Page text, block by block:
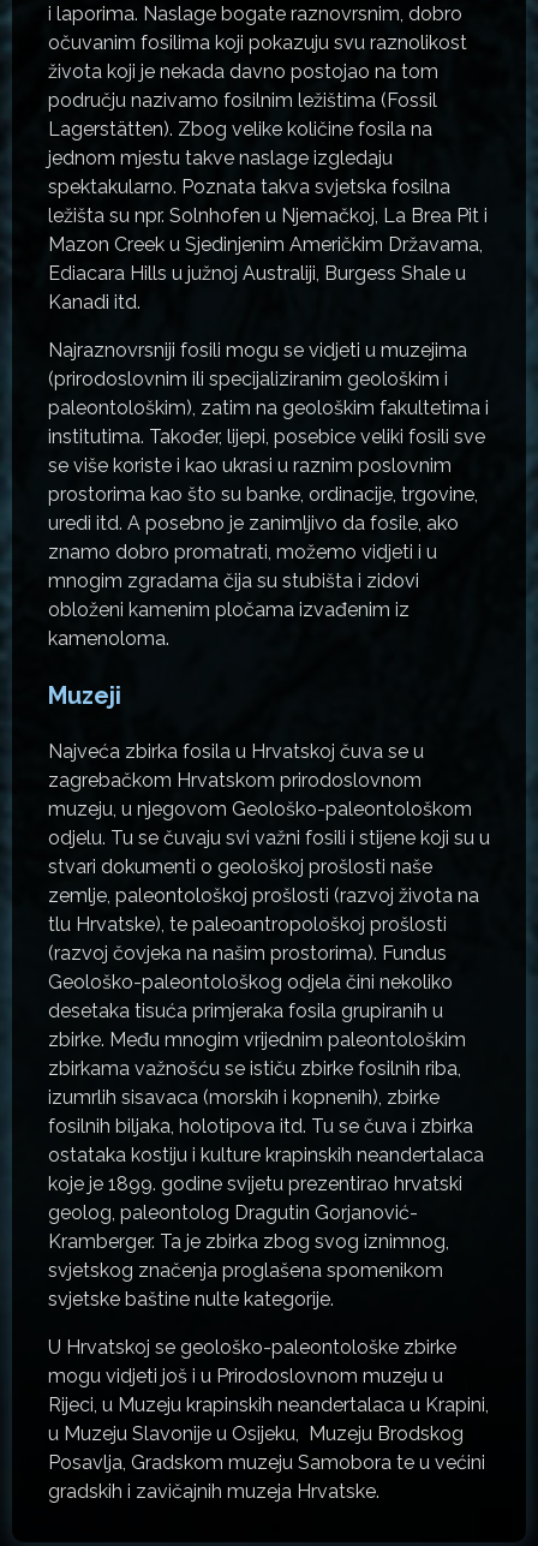
i laporima. Naslage bogate raznovrsnim, dobro
očuvanim fosilima koji pokazuju svu raznolikost
života koji je nekada davno postojao na tom
području nazivamo fosilnim ležištima (Fossil
Lagerstätten). Zbog velike količine fosila na
jednom mjestu takve naslage izgledaju
spektakularno. Poznata takva svjetska fosilna
ležišta su npr. Solnhofen u Njemačkoj, La Brea Pit i
Mazon Creek u Sjedinjenim Američkim Državama,
Ediacara Hills u južnoj Australiji, Burgess Shale u
Kanadi itd.
Najraznovrsniji fosili mogu se vidjeti u muzejima
(prirodoslovnim ili specijaliziranim geološkim i
paleontološkim), zatim na geološkim fakultetima i
institutima. Također, lijepi, posebice veliki fosili sve
se više koriste i kao ukrasi u raznim poslovnim
prostorima kao što su banke, ordinacije, trgovine,
uredi itd. A posebno je zanimljivo da fosile, ako
znamo dobro promatrati, možemo vidjeti i u
mnogim zgradama čija su stubišta i zidovi
obloženi kamenim pločama izvađenim iz
kamenoloma.
Muzeji
Najveća zbirka fosila u Hrvatskoj čuva se u
zagrebačkom Hrvatskom prirodoslovnom
muzeju, u njegovom Geološko-paleontološkom
odjelu. Tu se čuvaju svi važni fosili i stijene koji su u
stvari dokumenti o geološkoj prošlosti naše
zemlje, paleontološkoj prošlosti (razvoj života na
tlu Hrvatske), te paleoantropološkoj prošlosti
(razvoj čovjeka na našim prostorima). Fundus
Geološko-paleontološkog odjela čini nekoliko
desetaka tisuća primjeraka fosila grupiranih u
zbirke. Među mnogim vrijednim paleontološkim
zbirkama važnošću se ističu zbirke fosilnih riba,
izumrlih sisavaca (morskih i kopnenih), zbirke
fosilnih biljaka, holotipova itd. Tu se čuva i zbirka
ostataka kostiju i kulture krapinskih neandertalaca
koje je 1899. godine svijetu prezentirao hrvatski
geolog, paleontolog Dragutin Gorjanović-
Kramberger. Ta je zbirka zbog svog iznimnog,
svjetskog značenja proglašena spomenikom
svjetske baštine nulte kategorije.
U Hrvatskoj se geološko-paleontološke zbirke
mogu vidjeti još i u Prirodoslovnom muzeju u
Rijeci, u Muzeju krapinskih neandertalaca u Krapini,
u Muzeju Slavonije u Osijeku, Muzeju Brodskog
Posavlja, Gradskom muzeju Samobora te u većini
gradskih i zavičajnih muzeja Hrvatske.